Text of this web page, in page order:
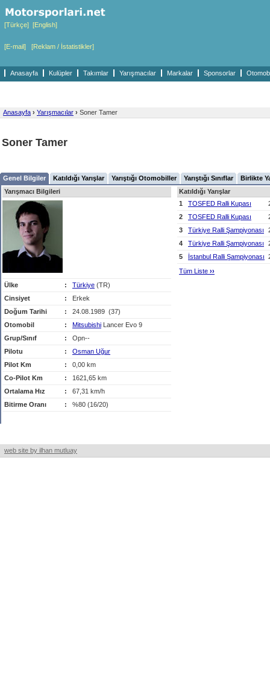
[Türkçe] [English]
[E-mail] [Reklam / İstatistikler]
Anasayfa Kulüpler Takımlar Yarışmacılar Markalar Sponsorlar
Anasayfa › Yarışmacılar › Soner Tamer
Soner Tamer
Genel Bilgiler Katıldığı Yarışlar Yarıştığı Otomobiller Yarıştığı Sınıflar
Birlikte
Yarışmacı Bilgileri
Ülke : Türkiye (TR)
Cinsiyet
:
Erkek
Doğum Tarihi
:
24.08.1989 (37)
Otomobil
: Mitsubishi Lancer Evo 9
Grup/Sınıf
:
Opn--
Pilotu
:
Osman Uğur
Pilot Km
:
0,00 km
Co-Pilot Km
:
1621,65 km
Ortalama Hız
:
67,31 km/h
Bitirme Oranı
: %80 (16/20)
Katıldığı Yarışlar
1
TOSFED Ralli Kupası
2
TOSFED Ralli Kupası
3
Türkiye Ralli Şampiyonası
4
Türkiye Ralli Şampiyonası
5
İstanbul Ralli Şampiyonası
Tüm Liste ››
web site by ilhan mutluay